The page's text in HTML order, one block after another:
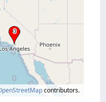
contributors.